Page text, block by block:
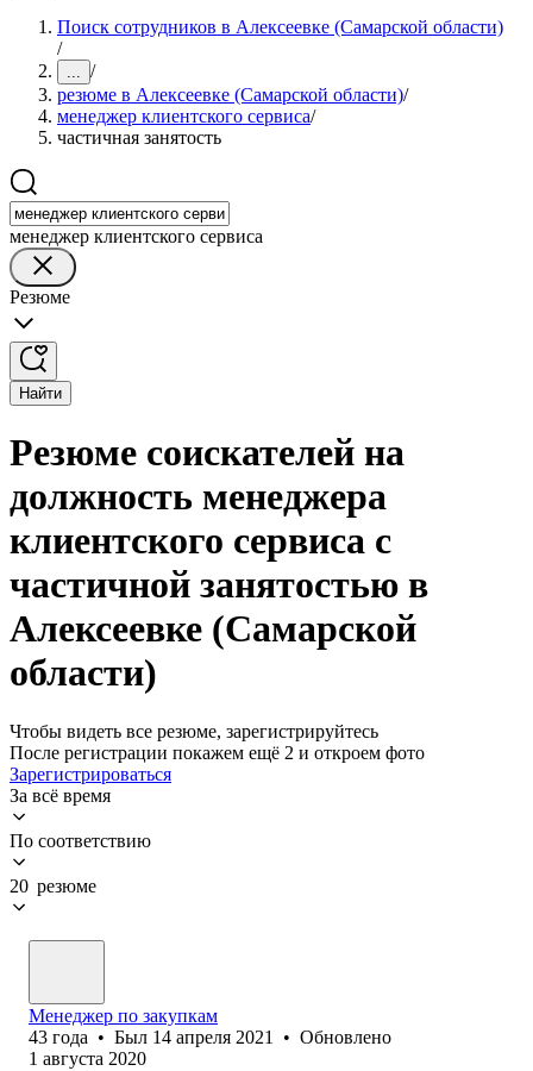
Поиск сотрудников в Алексеевке (Самарской области)
/
... /
резюме в Алексеевке (Самарской области)/
менеджер клиентского сервиса/
частичная занятость
менеджер клиентского сервиса
Резюме
Найти
Резюме соискателей на
должность менеджера
клиентского сервиса с
частичной занятостью в
Алексеевке (Самарской
области)
Чтобы видеть все резюме, зарегистрируйтесь
После регистрации покажем ещё 2 и откроем фото
Зарегистрироваться
За всё время
По соответствию
20 резюме
Менеджер по закупкам
43 года • Был 14 апреля 2021 • Обновлено
1 августа 2020